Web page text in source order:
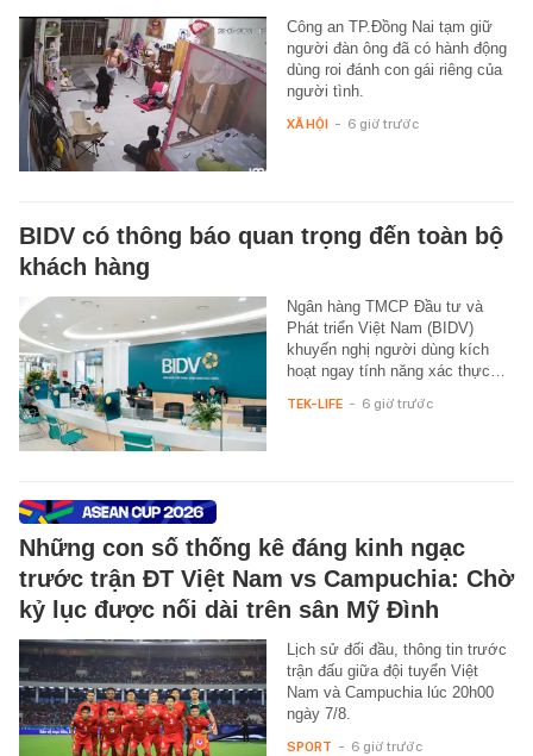
Công an TP.Đồng Nai tạm giữ
người đàn ông đã có hành động
dùng roi đánh con gái riêng của
người tình.
XÃ HỘI - 6 giờ trước
BIDV có thông báo quan trọng đến toàn bộ
khách hàng
Ngân hàng TMCP Đầu tư và
Phát triển Việt Nam (BIDV)
khuyến nghị người dùng kích
hoạt ngay tính năng xác thực…
TEK-LIFE - 6 giờ trước
Những con số thống kê đáng kinh ngạc
trước trận ĐT Việt Nam vs Campuchia: Chờ
kỷ lục được nối dài trên sân Mỹ Đình
Lịch sử đối đầu, thông tin trước
trận đấu giữa đội tuyển Việt
Nam và Campuchia lúc 20h00
ngày 7/8.
SPORT - 6 giờ trước